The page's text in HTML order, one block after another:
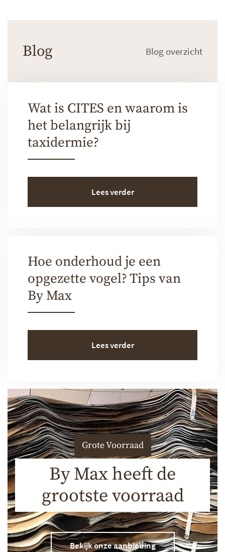
Blog Blog overzicht
Wat is CITES en waarom is
het belangrijk bij
taxidermie?
Lees verder
Hoe onderhoud je een
opgezette vogel? Tips van
By Max
Lees verder
Grote Voorraad
By Max heeft de
grootste voorraad
Bekijk onze aanbieding